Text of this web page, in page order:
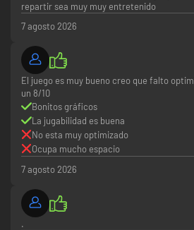
repartir sea muy muy entretenido
7 agosto 2026
El juego es muy bueno creo que falto
un 8/10
Bonitos gráficos
La jugabilidad es buena
No esta muy optimizado
Ocupa mucho espacio
7 agosto 2026
.